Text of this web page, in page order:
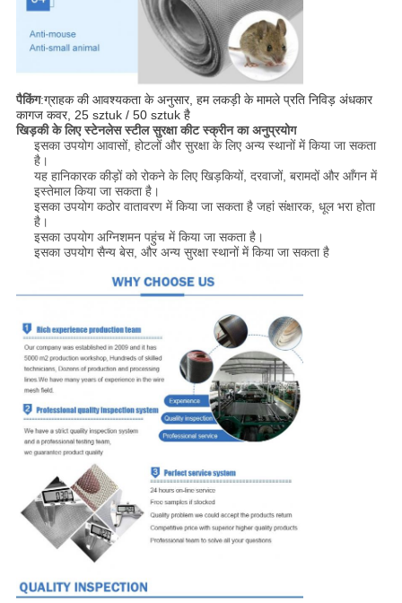
पैकिंग:ग्राहक की आवश्यकता के अनुसार, हम लकड़ी के मामले प्रति निविड़ अंधकार
कागज कवर, 25 sztuk / 50 sztuk है
खिड़की के लिए स्टेनलेस स्टील सुरक्षा कीट स्क्रीन का अनुप्रयोग
इसका उपयोग आवासों, होटलों और सुरक्षा के लिए अन्य स्थानों में किया जा सकता
है।
यह हानिकारक कीड़ों को रोकने के लिए खिड़कियों, दरवाजों, बरामदों और आँगन में
इस्तेमाल किया जा सकता है।
इसका उपयोग कठोर वातावरण में किया जा सकता है जहां संक्षारक, धूल भरा होता
है।
इसका उपयोग अग्निशमन पहुंच में किया जा सकता है।
इसका उपयोग सैन्य बेस, और अन्य सुरक्षा स्थानों में किया जा सकता है